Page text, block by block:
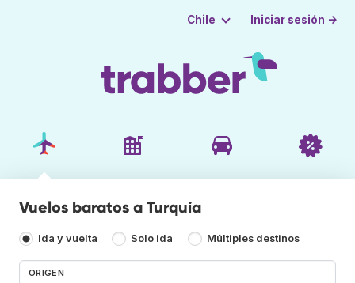
Chile Iniciar sesión →
Vuelos baratos a Turquía
Ida y vuelta Solo ida Múltiples destinos
ORIGEN